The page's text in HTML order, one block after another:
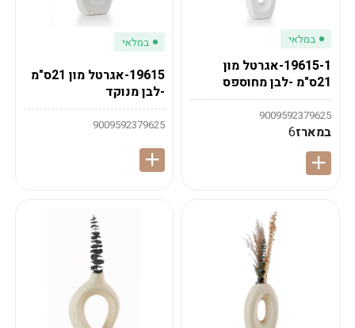
במלאי
19615-1-אגרטל מון
21ס"מ -לבן מחוספס
9009592379625
במארז6
במלאי
19615-אגרטל מון 21ס"מ
-לבן מנוקד
9009592379625